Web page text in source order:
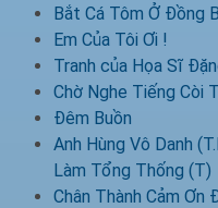
Bắt Cá Tôm Ở Đồng
Em Của Tôi Ơi !
Tranh của Họa Sĩ
Chờ Nghe Tiếng Còi
Đêm Buồn
Anh Hùng Vô Danh
Làm Tổng Thống (T)
Chân Thành Cảm Ơn